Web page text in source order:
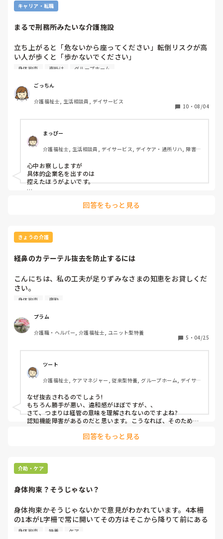
キャリア・転職
まるで刑務所みたいな介護施設
立ち上がると「危ないから座ってください」転倒リスクが高
い人が歩くと「歩かないでください」
に壁にくっつけたり。
御家族が実態を知ったら悲しむだろうね。
これは、身体拘束と一緒。市役所に通報したいレベル。
職員も自分の身内でないのに「お婆ちゃま」と馬鹿にしたよ
うな声掛け。
良さそうなので入社したけど、入ってみないと分からないも
んですね😨
身体拘束 声掛け グループホーム
ごっちん
介護福祉士, 生活相談員, デイサービス
10 ・ 08/04
まっぴー
介護福祉士, 生活相談員, デイサービス, デイケア・通所リハ, 障害福
心中お察ししますが
具体的企業名を出すのは
控えたほうがよいです。
回答をもっと見る
きょうの介護
経鼻のカテーテル抜去を防止するには
こんにちは、私の工夫が足りずみなさまの知恵をお貸しくだ
さい。
経鼻経管栄養の方がチューブを自己抜去してしまう入居者さ
いましたが施設の方針で身体拘束を完全撤廃することになり
ミトンは使えません。
経管栄養中は５本指手袋をしてもらいテープでしっかりと固
定し、必ずスタッフが見守りしているので今のところ抜去は
していないのですが、夜勤帯にチューブを必ず抜いてしまい
毎朝看護師に挿入してもらっています。
栄養流入中に抜去するわけではないのですぐに命の危険はな
いのですが毎日抜去することでチューブが擦れ食道を傷つけ
左側しかチューブが挿入できません。なにより本人が毎朝挿
入するのが痛そうです。
（あと看護師も毎朝「またぁ！？」って嫌味言ってきます）
毎回看護師にいれてもらえばいい」といわれます。
分でうてるほど体動あり両手の可動域が広く頭部にも背中に
も手が届きます。そして手に当たるものはなんでも引っ張り
ます。
現在の対策は、５本指手袋を付け、手袋が脱ぎにくいように
その上からアームカバーをつけてます。
手袋でチューブが掴みにくいようカテリープで固定していま
すが、入居者さん普通に手袋も外しますし手袋したままテー
プごとチューブ抜きます。どれも抜くまでの時間稼ぎです。
身体拘束 夜勤
プラム
介護職・ヘルパー, 介護福祉士, ユニット型特養
5 ・ 04/25
ツート
介護福祉士, ケアマネジャー, 従来型特養, グループホーム, デイサー
なぜ抜去されるのでしょう!
もちろん勝手が悪い、違和感がほぼですが、、
さて、つまりは経管の意味を理解されないのですよね?
認知機能障害があるのだと思います。こうなれば、そのためだ
すれば良い、ものではありませんよね。ドクターに相談を試み
回答をもっと見る
介助・ケア
身体拘束？そうじゃない？
身体拘束かそうじゃないかで意見がわかれています。4本柵
の1本がL字柵で常に開いてその方はそこから降りて前にある
Pトイレを使用します。転倒したこともあります。この場
身体拘束 特養 ケア